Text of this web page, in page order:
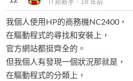
我個人使用HP的商務機NC2400，
在驅動程式的尋找和安裝上，
官方網站都挺齊全的。
但我個人有發現一個狀況那就是，
在驅動程式的分類上，